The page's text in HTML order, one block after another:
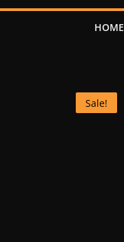
HOME
Sale!